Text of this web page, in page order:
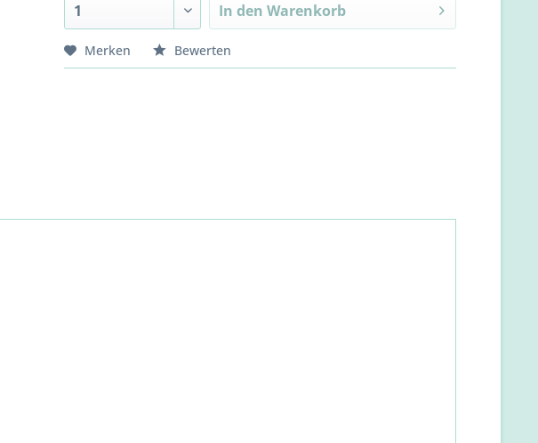
In den Warenkorb
Merken Bewerten